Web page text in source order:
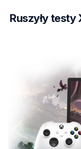
Ruszyły testy